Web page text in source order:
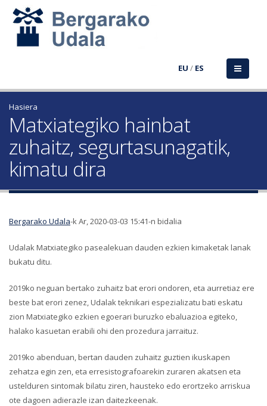
EU / ES
Hasiera
Matxiategiko hainbat
zuhaitz, segurtasunagatik,
kimatu dira
Bergarako Udala-k Ar, 2020-03-03 15:41-n bidalia
Udalak Matxiategiko pasealekuan dauden ezkien kimaketak lanak
bukatu ditu.
2019ko neguan bertako zuhaitz bat erori ondoren, eta aurretiaz ere
beste bat erori zenez, Udalak teknikari espezializatu bati eskatu
zion Matxiategiko ezkien egoerari buruzko ebaluazioa egiteko,
halako kasuetan erabili ohi den prozedura jarraituz.
2019ko abenduan, bertan dauden zuhaitz guztien ikuskapen
zehatza egin zen, eta erresistografoarekin zuraren akatsen eta
ustelduren sintomak bilatu ziren, hausteko edo erortzeko arriskua
ote dagoen adierazle izan daitezkeenak.